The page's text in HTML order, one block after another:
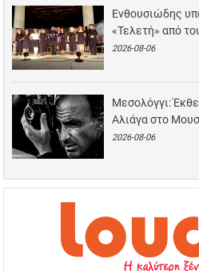
Ενθουσιώδης
«Τελετή» από
2026-08-06
Μεσολόγγι:
Αλιάγα στο
2026-08-06